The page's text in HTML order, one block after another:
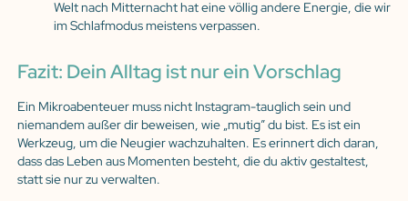
Welt nach Mitternacht hat eine völlig andere Energie, die wir
im Schlafmodus meistens verpassen.
Fazit: Dein Alltag ist nur ein Vorschlag
Ein Mikroabenteuer muss nicht Instagram-tauglich sein und
niemandem außer dir beweisen, wie „mutig” du bist. Es ist ein
Werkzeug, um die Neugier wachzuhalten. Es erinnert dich daran,
dass das Leben aus Momenten besteht, die du aktiv gestaltest,
statt sie nur zu verwalten.